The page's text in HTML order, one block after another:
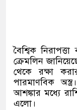
বৈশ্বিক
ক্রেমলিন
থেকে রক্ষা
পারমাণবিক
আশঙ্কার মধ্যে
এলো।